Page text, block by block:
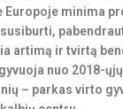
Europoje minima
artimą ir tvirtą
nuo 2018-
– parkas virto